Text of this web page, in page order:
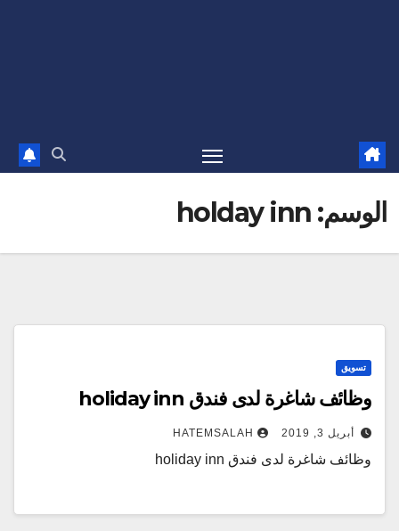
الوسم: holday inn
تسويق
وظائف شاغرة لدى فندق holiday inn
أبريل 3, 2019 HATEMSALAH
وظائف شاغرة لدى فندق holiday inn